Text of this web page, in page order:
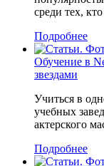
среди тех,
Подробнее
Обучение в
звездами
Учиться в
учебных
актерского
Подробнее